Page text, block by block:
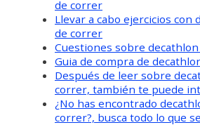
de correr
Llevar a cabo ejercicios con
de correr
Cuestiones sobre
Guia de compra de
Después de leer sobre
correr, también te puede
¿No has encontrado
correr?, busca todo lo que